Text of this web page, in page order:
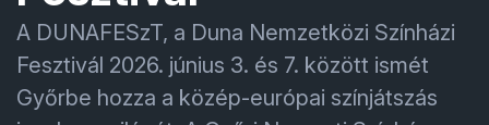
A DUNAFESzT, a Duna Nemzetközi Színházi
Fesztivál 2026. június 3. és 7. között ismét
Győrbe hozza a közép-európai színjátszás